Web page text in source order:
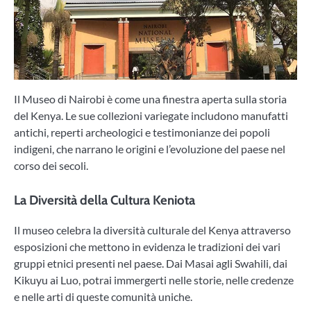
Il Museo di Nairobi è come una finestra aperta sulla storia
del Kenya. Le sue collezioni variegate includono manufatti
antichi, reperti archeologici e testimonianze dei popoli
indigeni, che narrano le origini e l’evoluzione del paese nel
corso dei secoli.
La Diversità della Cultura Keniota
Il museo celebra la diversità culturale del Kenya attraverso
esposizioni che mettono in evidenza le tradizioni dei vari
gruppi etnici presenti nel paese. Dai Masai agli Swahili, dai
Kikuyu ai Luo, potrai immergerti nelle storie, nelle credenze
e nelle arti di queste comunità uniche.